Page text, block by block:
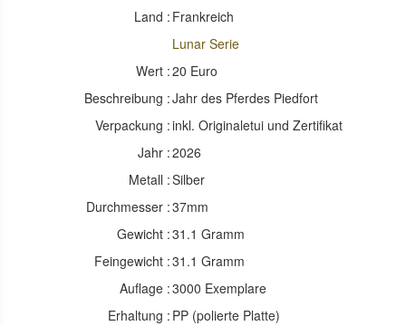
Land : Frankreich
Lunar Serie
Wert :20 Euro
Beschreibung :Jahr des Pferdes Piedfort
Verpackung :inkl. Originaletui und Zertifikat
Jahr :2026
Metall :Silber
Durchmesser :37mm
Gewicht :31.1 Gramm
Feingewicht :31.1 Gramm
Auflage :3000 Exemplare
Erhaltung : PP (polierte Platte)